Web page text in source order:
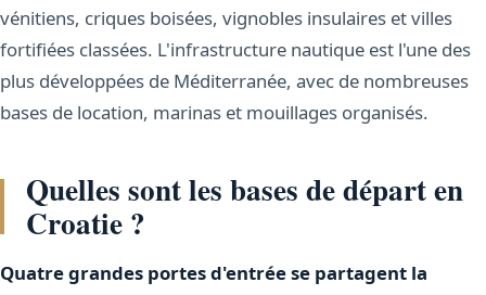
vénitiens, criques boisées, vignobles insulaires et villes
fortifiées classées. L'infrastructure nautique est l'une des
plus développées de Méditerranée, avec de nombreuses
bases de location, marinas et mouillages organisés.
Quelles sont les bases de départ en
Croatie ?
Quatre grandes portes d'entrée se partagent la